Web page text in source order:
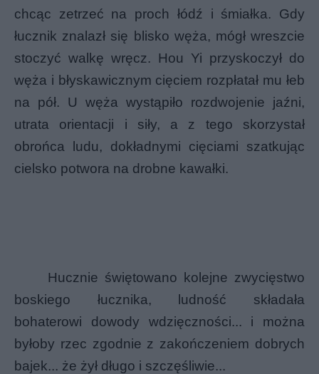
chcąc zetrzeć na proch łódź i śmiałka. Gdy
łucznik znalazł się blisko węża, mógł wreszcie
stoczyć walkę wręcz. Hou Yi przyskoczył do
węża i błyskawicznym cięciem rozpłatał mu łeb
na pół. U węża wystąpiło rozdwojenie jaźni,
utrata orientacji i siły, a z tego skorzystał
obrońca ludu, dokładnymi cięciami szatkując
cielsko potwora na drobne kawałki.
Hucznie świętowano kolejne zwycięstwo
boskiego łucznika, ludność składała
bohaterowi dowody wdzięczności... i można
byłoby rzec zgodnie z zakończeniem dobrych
bajek... że żył długo i szczęśliwie...